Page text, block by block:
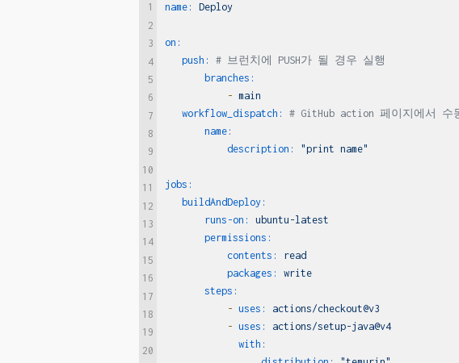
1
2
3
4
5
6
7
8
9
10
11
12
13
14
15
16
17
18
19
20
name: Deploy
on:
push:
# 브런치에 PUSH가 될 경우 실행
branches:
- main
workflow_dispatch:
# GitHub action 페이지에서 수
name:
description:
"print name"
jobs:
buildAndDeploy:
runs-on:
ubuntu-latest
permissions:
contents:
read
packages:
write
steps:
- uses:
actions/checkout@v3
- uses:
actions/setup-java@v4
with: